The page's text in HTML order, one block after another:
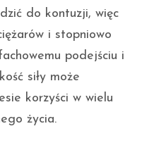
do kontuzji, więc
i stopniowo
podejściu i
siły może
korzyści w wielu
życia.